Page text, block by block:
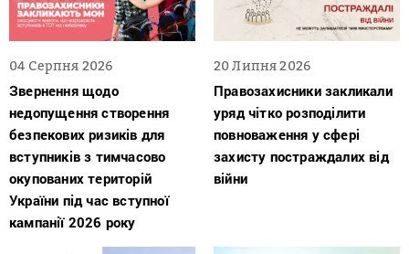
04 Серпня 2026
Звернення щодо
недопущення створення
безпекових ризиків для
вступників з тимчасово
окупованих територій
України під час вступної
кампанії 2026 року
20 Липня 2026
Правозахисники закликали
уряд чітко розподілити
повноваження у сфері
захисту постраждалих від
війни